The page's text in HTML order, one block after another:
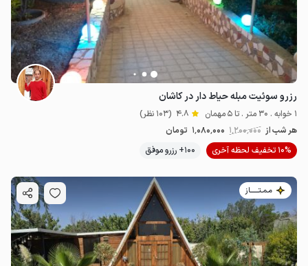
رزرو سوئیت مبله حیاط دار در کاشان
1 خوابه . 30 متر . تا 5 مهمان 4.8 (103 نظر)
هر شب از 1٬200٬000 1٬080٬000 تومان
10% تخفیف لحظه آخری
100+ رزرو موفق
مـمـتــــــاز